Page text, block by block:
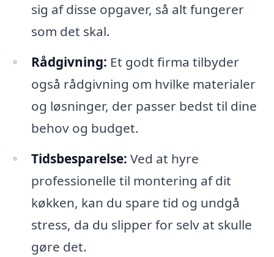
sig af disse opgaver, så alt fungerer
som det skal.
Rådgivning: Et godt firma tilbyder
også rådgivning om hvilke materialer
og løsninger, der passer bedst til dine
behov og budget.
Tidsbesparelse: Ved at hyre
professionelle til montering af dit
køkken, kan du spare tid og undgå
stress, da du slipper for selv at skulle
gøre det.